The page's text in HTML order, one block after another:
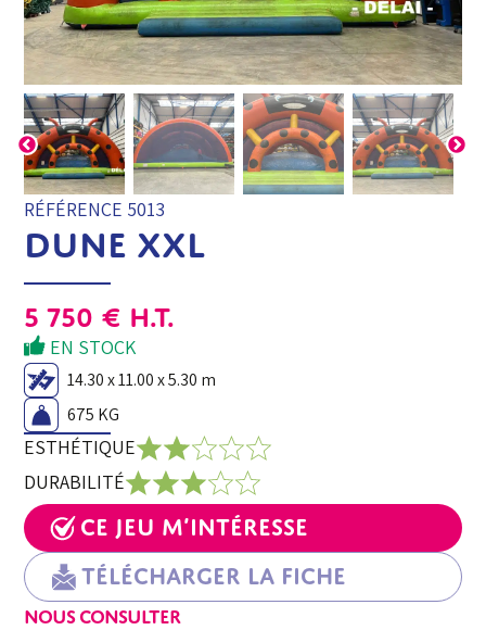
RÉFÉRENCE 5013
DUNE XXL
5 750 € H.T.
EN STOCK
14.30 x 11.00 x 5.30 m
675 KG
ESTHÉTIQUE
DURABILITÉ
Ce jeu m’intéresse
Télécharger la fiche
NOUS CONSULTER